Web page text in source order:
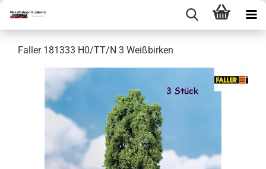
Faller 181333 H0/TT/N 3 Weißbirken